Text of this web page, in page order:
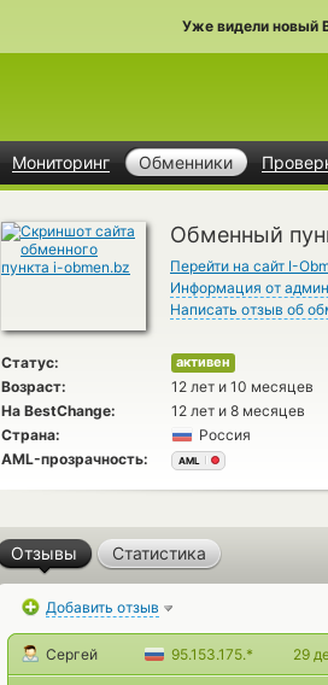
Уже видели новый
Мониторинг Обменники
Обменный
Перейти на сайт I-
Информация от
Написать отзыв об
Статус: активен
Возраст: 12 лет и 10 месяцев
На BestChange: 12 лет и 8 месяцев
Страна:
Россия
AML-прозрачность:
AML
Отзывы Статистика
Добавить отзыв
Сергей 95.153.175.* 29